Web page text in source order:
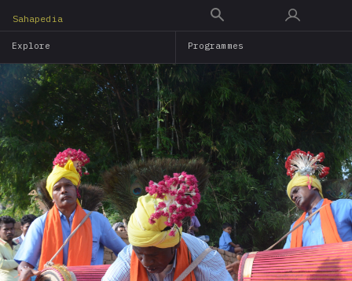
main
content
Sahapedia
Explore Programmes